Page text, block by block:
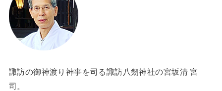
諏訪の御神渡り神事を司る諏訪八剱神社の宮坂清 宮
司。